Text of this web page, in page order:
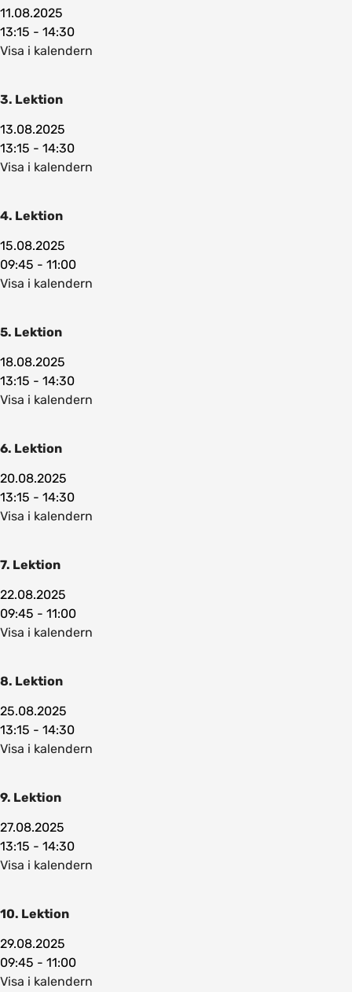
11.08.2025
13:15 - 14:30
Visa i kalendern
3. Lektion
13.08.2025
13:15 - 14:30
Visa i kalendern
4. Lektion
15.08.2025
09:45 - 11:00
Visa i kalendern
5. Lektion
18.08.2025
13:15 - 14:30
Visa i kalendern
6. Lektion
20.08.2025
13:15 - 14:30
Visa i kalendern
7. Lektion
22.08.2025
09:45 - 11:00
Visa i kalendern
8. Lektion
25.08.2025
13:15 - 14:30
Visa i kalendern
9. Lektion
27.08.2025
13:15 - 14:30
Visa i kalendern
10. Lektion
29.08.2025
09:45 - 11:00
Visa i kalendern